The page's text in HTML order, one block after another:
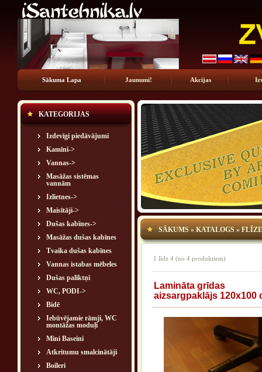
Sākuma Lapa Jaunumi! Akcijas
KATEGORIJAS
Izdevīgi piedāvājumi
Kamīni->
Vannas->
Masāžas sistēmas
vannām
Izlietnes->
Maisītāji->
Dušas kabīnes->
Masāžas dušas kabīnes
Tvaika dušas kabīnes
Vannas istabas mēbeles
Dušas paliktņi
WC, PODI->
Bidē
Iebūvējamie rāmji, WC
montāžas moduļi
Mini Baseini
Atkritumu smalcinātāji
Boileri
SĀKUMS»KATALOGS»
1 līdz 4 (no 4 produktiem)
Lamināta grīdas
aizsargpaklājs 120x100